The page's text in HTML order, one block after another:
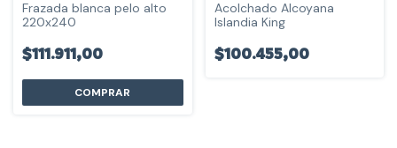
Frazada blanca pelo alto
220x240
$111.911,00
Acolchado Alcoyana
Islandia King
$100.455,00